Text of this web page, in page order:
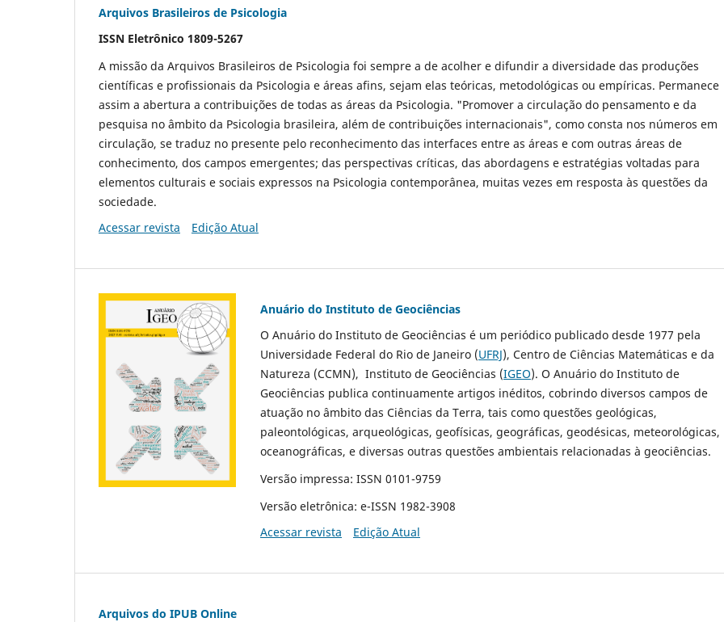
Arquivos Brasileiros de Psicologia
ISSN Eletrônico 1809-5267
A missão da Arquivos Brasileiros de Psicologia foi sempre a de acolher e difundir a diversidade das produções
científicas e profissionais da Psicologia e áreas afins, sejam elas teóricas, metodológicas ou empíricas. Permanece
assim a abertura a contribuições de todas as áreas da Psicologia. "Promover a circulação do pensamento e da
pesquisa no âmbito da Psicologia brasileira, além de contribuições internacionais", como consta nos números em
circulação, se traduz no presente pelo reconhecimento das interfaces entre as áreas e com outras áreas de
conhecimento, dos campos emergentes; das perspectivas críticas, das abordagens e estratégias voltadas para
elementos culturais e sociais expressos na Psicologia contemporânea, muitas vezes em resposta às questões da
sociedade.
Acessar revista
Edição Atual
Anuário do Instituto de Geociências
O Anuário do Instituto de Geociências é um periódico publicado desde 1977 pela
Universidade Federal do Rio de Janeiro (UFRJ), Centro de Ciências Matemáticas e da
Natureza (CCMN), Instituto de Geociências (IGEO). O Anuário do Instituto de
Geociências publica continuamente artigos inéditos, cobrindo diversos campos de
atuação no âmbito das Ciências da Terra, tais como questões geológicas,
paleontológicas, arqueológicas, geofísicas, geográficas, geodésicas, meteorológicas,
oceanográficas, e diversas outras questões ambientais relacionadas à geociências.
Versão impressa: ISSN 0101-9759
Versão eletrônica: e-ISSN 1982-3908
Acessar revista
Edição Atual
Arquivos do IPUB Online